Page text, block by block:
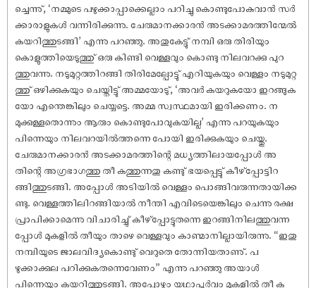
ച്ചെന്നു്, ‘നമ്മുടെ പഴുക്കാപ്പാക്കെല്ലാം പറിച്ചു കൊണ്ടുപോകുവാൻ സർ
ക്കാരാളുകൾ വന്നിരിക്കുന്നു. ചേരുമാനക്കാരൻ അടക്കാമരത്തിന്മേൽ
കയറിത്തുടങ്ങി’ എന്നു പറഞ്ഞു. അതുകേട്ടു് നമ്പി ഒരു തിരിയും
കൊളുത്തിയെടുത്തു് ഒരു കിണ്ടി വെള്ളവും കൊണ്ടു നിലവറക്കു പുറ
ത്തുവന്നു. നടുമുറ്റത്തിറങ്ങി തിരിമേല്പോട്ടു് എറിയുകയും വെള്ളം നടുമുറ്റ
ത്തു് ഒഴിക്കുകയും ചെയ്തിട്ടു് അമ്മയോടു്, ‘അവർ കയറുകയോ ഇറങ്ങുക
യോ എന്തെങ്കിലും ചെയ്യട്ടെ. അമ്മ സ്വസ്ഥമായി ഇരിക്കണം. ന
മുക്കുള്ളതൊന്നും ആരും കൊണ്ടുപോവുകയില്ല’ എന്നു പറയുകയും
പിന്നെയും നിലവറയിൽത്തന്നെ പോയി ഇരിക്കുകയും ചെയ്തു.
ചേരുമാനക്കാരൻ അടക്കാമരത്തിന്റെ മധ്യത്തിലായപ്പോൾ അ
തിന്റെ അഗ്രഭാഗത്തു തീ കത്തുന്നതു കണ്ടു് ഭയപ്പെട്ടു് കീഴ്പ്പോട്ടിറ
ങ്ങിത്തുടങ്ങി. അപ്പോൾ അടിയിൽ വെള്ളം പൊങ്ങിവരുന്നതായിക്ക
ണ്ടു. വെള്ളത്തിലിറങ്ങിയാൽ നീന്തി എവിടെയെങ്കിലും ചെന്നു രക്ഷ
പ്രാപിക്കാമെന്നു വിചാരിച്ചു് കീഴ്പ്പോട്ടുതന്നെ ഇറങ്ങിനിലത്തുവന്ന
പ്പോൾ മുകളിൽ തീയും താഴെ വെള്ളവും കാണ്മാനില്ലായിരുന്നു. “ഇതു
നമ്പിയുടെ ജാലവിദ്യകൊണ്ടു് വെറുതെ തോന്നിയതാണു്. പ
ഴുക്കാക്കുല പറിക്കുകതന്നെവേണം” എന്നു പറഞ്ഞു അയാൾ
പിന്നെയും കയറിത്തുടങ്ങി. അപ്പോഴും യഥാപൂർവം മുകളിൽ തീ ക